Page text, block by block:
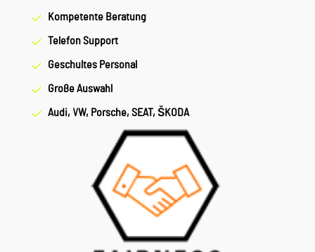
Kompetente Beratung
Telefon Support
Geschultes Personal
Große Auswahl
Audi, VW, Porsche, SEAT, ŠKODA